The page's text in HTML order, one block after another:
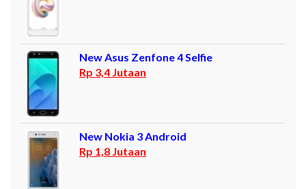
New Asus Zenfone 4 Selfie
Rp 3,4 Jutaan
New Nokia 3 Android
Rp 1,8 Jutaan